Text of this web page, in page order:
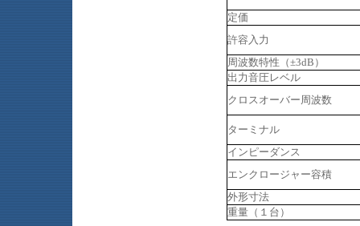
定価
許容入力
周波数特性（±3dB）
出力音圧レベル
クロスオーバー周波数
ターミナル
インピーダンス
エンクロージャー容積
外形寸法
重量（１台）